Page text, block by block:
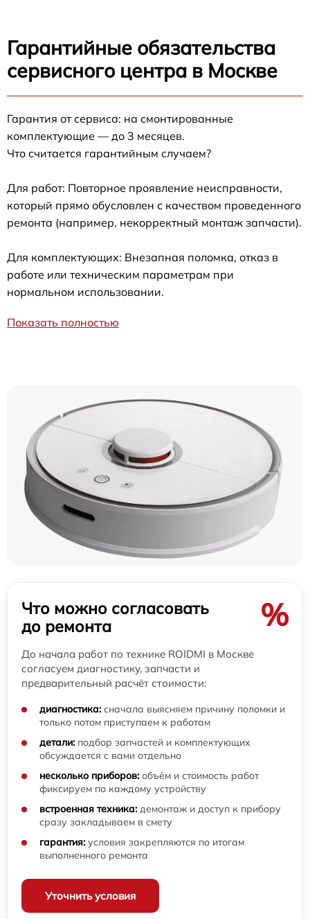
Гарантийные обязательства
сервисного центра в Москве
Гарантия от сервиса: на смонтированные
комплектующие — до 3 месяцев.
Что считается гарантийным случаем?
Для работ: Повторное проявление неисправности,
который прямо обусловлен с качеством проведенного
ремонта (например, некорректный монтаж запчасти).
Для комплектующих: Внезапная поломка, отказ в
работе или техническим параметрам при
нормальном использовании.
Показать полностью
Что можно согласовать
до ремонта
%
До начала работ по технике ROIDMI в Москве
согласуем диагностику, запчасти и
предварительный расчёт стоимости:
диагностика: сначала выясняем причину поломки и
только потом приступаем к работам
детали: подбор запчастей и комплектующих
обсуждается с вами отдельно
несколько приборов: объём и стоимость работ
фиксируем по каждому устройству
встроенная техника: демонтаж и доступ к прибору
сразу закладываем в смету
гарантия: условия закрепляются по итогам
выполненного ремонта
Уточнить условия